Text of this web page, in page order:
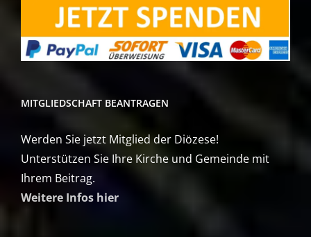
MITGLIEDSCHAFT BEANTRAGEN
Werden Sie jetzt Mitglied der Diözese!
Unterstützen Sie Ihre Kirche und Gemeinde mit
Ihrem Beitrag.
Weitere Infos hier